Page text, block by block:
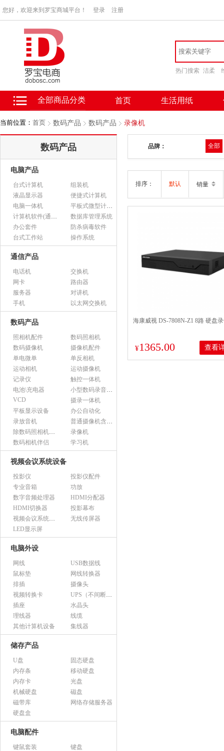
您好，欢迎来到罗宝商城平台！ 登录 注册
热门搜索 洁柔
全部商品分类 首页 生活用纸
当前位置： 首页 数码产品 数码产品 录像机
数码产品
电脑产品
台式计算机
组装机
液晶显示器
便捷式计算机
电脑一体机
平板式微型计算机
计算机软件(通用软件)
数据库管理系统
办公套件
防杀病毒软件
台式工作站
操作系统
通信产品
电话机
交换机
网卡
路由器
服务器
对讲机
手机
以太网交换机
数码产品
照相机配件
数码照相机
数码摄像机
摄像机配件
单电微单
单反相机
运动相机
运动摄像机
记录仪
触控一体机
电池\充电器
小型数码录音设备
VCD
摄录一体机
平板显示设备
办公自动化
录放音机
普通摄像机含附件
除数码照相机以外的照相机及器材
录像机
数码相机伴侣
学习机
视频会议系统设备
投影仪
投影仪配件
专业音箱
功放
数字音频处理器
HDMI分配器
HDMI切换器
投影幕布
视频会议系统设备（市采）
无线传屏器
LED显示屏
电脑外设
网线
USB数据线
鼠标垫
网线转换器
排插
摄像头
视频转换卡
UPS（不间断电源）
插座
水晶头
理线器
线缆
其他计算机设备
集线器
储存产品
U盘
固态硬盘
内存条
移动硬盘
内存卡
光盘
机械硬盘
磁盘
磁带库
网络存储服务器
硬盘盒
电脑配件
键鼠套装
键盘
品牌： 全部
排序： 默认 销量
海康威视 DS-7808N-Z1 8路 硬盘
¥1365.00 查看